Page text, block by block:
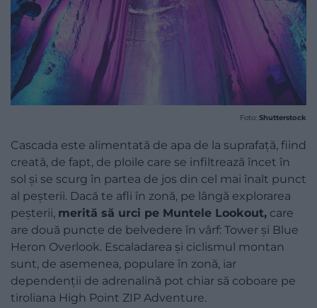
Foto: Shutterstock
Cascada este alimentată de apa de la suprafață, fiind
creată, de fapt, de ploile care se infiltrează încet în
sol și se scurg în partea de jos din cel mai înalt punct
al peșterii. Dacă te afli în zonă, pe lângă explorarea
peșterii, merită să urci pe Muntele Lookout, care
are două puncte de belvedere în vârf: Tower și Blue
Heron Overlook. Escaladarea și ciclismul montan
sunt, de asemenea, populare în zonă, iar
dependenții de adrenalină pot chiar să coboare pe
tiroliana High Point ZIP Adventure.